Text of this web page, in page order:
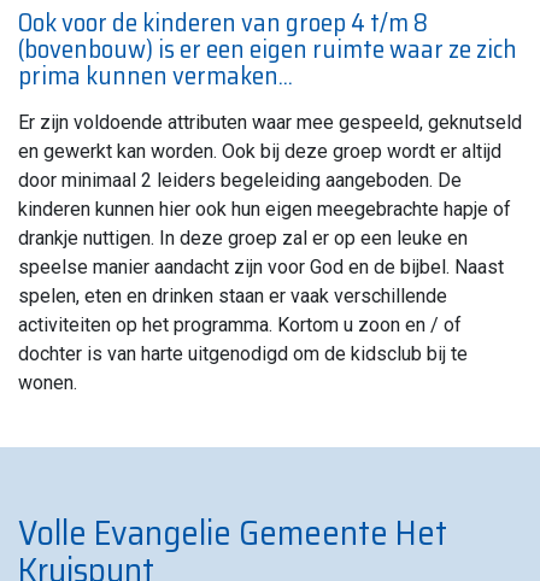
Ook voor de kinderen van groep 4 t/m 8
(bovenbouw) is er een eigen ruimte waar ze zich
prima kunnen vermaken...
Er zijn voldoende attributen waar mee gespeeld, geknutseld
en gewerkt kan worden. Ook bij deze groep wordt er altijd
door minimaal 2 leiders begeleiding aangeboden. De
kinderen kunnen hier ook hun eigen meegebrachte hapje of
drankje nuttigen. In deze groep zal er op een leuke en
speelse manier aandacht zijn voor God en de bijbel. Naast
spelen, eten en drinken staan er vaak verschillende
activiteiten op het programma. Kortom u zoon en / of
dochter is van harte uitgenodigd om de kidsclub bij te
wonen.
Volle Evangelie Gemeente Het
Kruispunt